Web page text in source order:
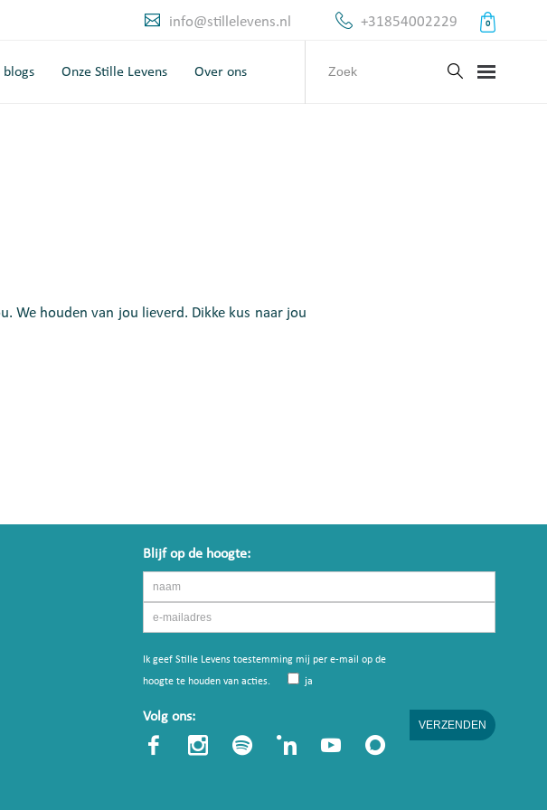
info@stillelevens.nl +31854002229 0
blogs Onze Stille Levens Over ons
We houden van jou lieverd. Dikke kus naar jou
Blijf op de hoogte:
Ik geef Stille Levens toestemming mij per e-mail op de
hoogte te houden van acties.
ja
Volg ons: